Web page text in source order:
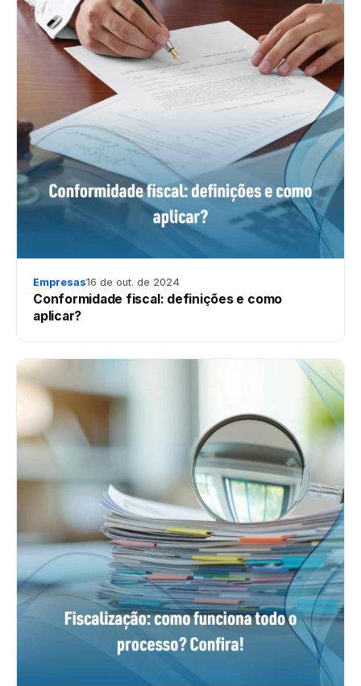
Empresas16 de out. de 2024
Conformidade fiscal: definições e como
aplicar?